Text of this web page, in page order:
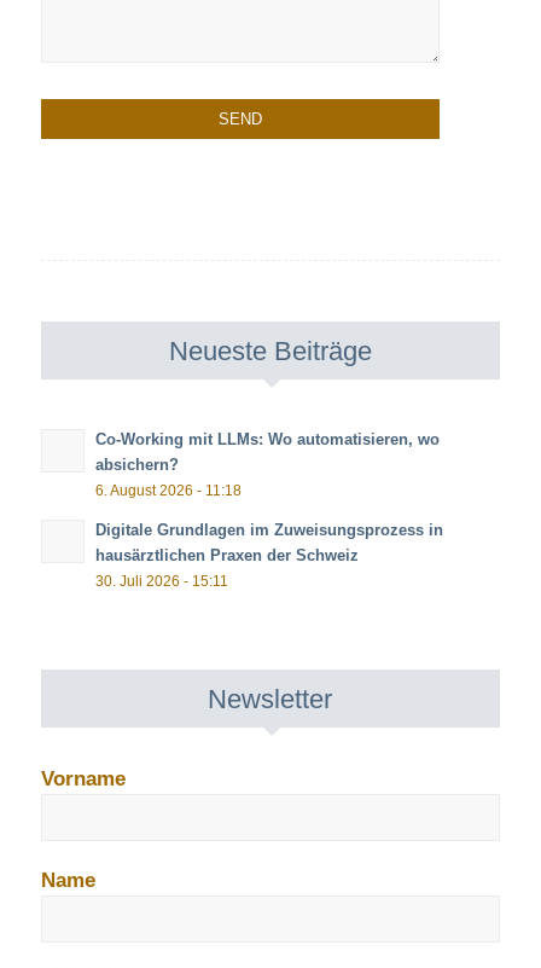
Neueste Beiträge
Co-Working mit LLMs: Wo automatisieren, wo
absichern?
6. August 2026 - 11:18
Digitale Grundlagen im Zuweisungsprozess in
hausärztlichen Praxen der Schweiz
30. Juli 2026 - 15:11
Newsletter
Vorname
Name